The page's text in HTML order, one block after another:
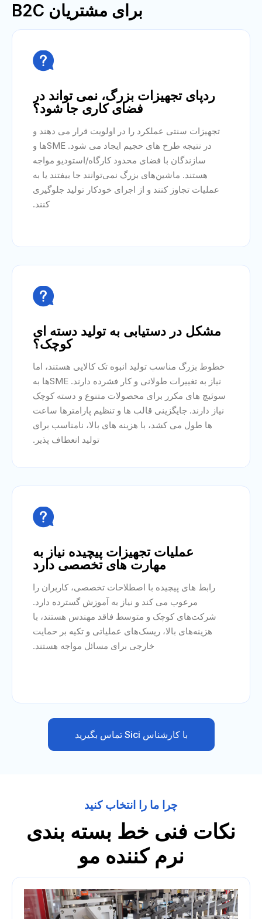
برای مشتریان B2C

ردپای تجهیزات بزرگ، نمی تواند در
فضای کاری جا شود؟
تجهیزات سنتی عملکرد را در اولویت قرار می دهند و
در نتیجه طرح های حجیم ایجاد می شود. SMEها و
سازندگان با فضای محدود کارگاه/استودیو مواجه
هستند. ماشین‌های بزرگ نمی‌توانند جا بیفتند یا به
عملیات تجاوز کنند و از اجرای خودکار تولید جلوگیری
کنند.

مشکل در دستیابی به تولید دسته ای
کوچک؟
خطوط بزرگ مناسب تولید انبوه تک کالایی هستند، اما
نیاز به تغییرات طولانی و کار فشرده دارند. SMEها به
سوئیچ های مکرر برای محصولات متنوع و دسته کوچک
نیاز دارند. جایگزینی قالب ها و تنظیم پارامترها ساعت
ها طول می کشد، با هزینه های بالا، نامناسب برای
تولید انعطاف پذیر.

عملیات تجهیزات پیچیده نیاز به
مهارت های تخصصی دارد
رابط های پیچیده با اصطلاحات تخصصی، کاربران را
مرعوب می کند و نیاز به آموزش گسترده دارد.
شرکت‌های کوچک و متوسط ​​فاقد مهندس هستند، با
هزینه‌های بالا، ریسک‌های عملیاتی و تکیه بر حمایت
خارجی برای مسائل مواجه هستند.
با کارشناس Sici تماس بگیرید
چرا ما را انتخاب کنید
نکات فنی خط بسته بندی
نرم کننده مو